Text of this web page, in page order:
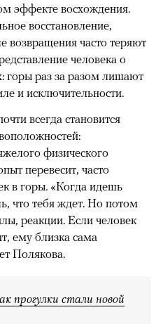
эффекте восхождения.
восстановление,
часто теряют
человека о
горы раз за разом лишают
и исключительности.
всегда становится
физического
перевесит, часто
в горы. «Когда идешь
что тебя ждет. Но потом
реакции. Если человек
ему близка сама
Полякова.
прогулки стали новой